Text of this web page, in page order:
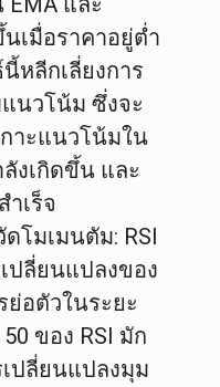
เมื่อราคาอยู่ต่ำ
หลีกเลี่ยงการ
นวโน้ม ซึ่งจะ
กาะแนวโน้มใน
งเกิดขึ้น และ
เร็จ
ดโมเมนตัม: RSI
ปลี่ยนแปลงของ
ย่อตัวในระยะ
ของ RSI มัก
ปลี่ยนแปลงมุม